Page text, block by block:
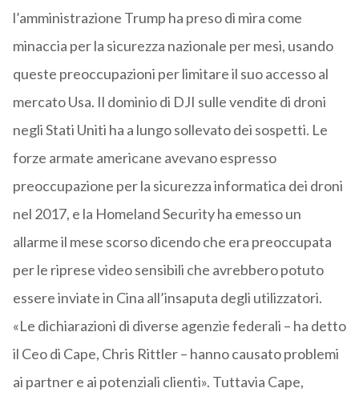
l’amministrazione Trump ha preso di mira come
minaccia per la sicurezza nazionale per mesi, usando
queste preoccupazioni per limitare il suo accesso al
mercato Usa. Il dominio di DJI sulle vendite di droni
negli Stati Uniti ha a lungo sollevato dei sospetti. Le
forze armate americane avevano espresso
preoccupazione per la sicurezza informatica dei droni
nel 2017, e la Homeland Security ha emesso un
allarme il mese scorso dicendo che era preoccupata
per le riprese video sensibili che avrebbero potuto
essere inviate in Cina all’insaputa degli utilizzatori.
«Le dichiarazioni di diverse agenzie federali – ha detto
il Ceo di Cape, Chris Rittler – hanno causato problemi
ai partner e ai potenziali clienti». Tuttavia Cape,